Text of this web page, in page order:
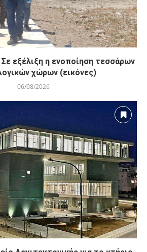
εξέλιξη η ενοποίηση τεσσάρων
χώρων (εικόνες)
06/08/2026